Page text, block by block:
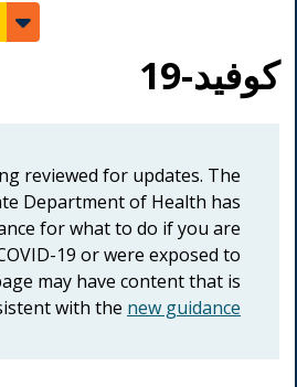
كوفيد-19
reviewed for updates. The
Department of Health has
for what to do if you are
19 or were exposed to
may have content that is
with the new guidance